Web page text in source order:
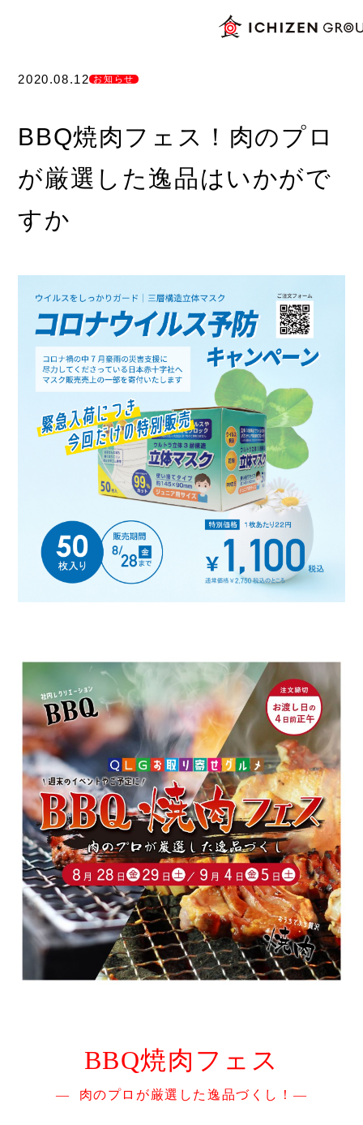
ブランドコンセプト
ブランドコンセプト
INNOVATION
お知らせ
お問い合わせ
今週の献立
個人宅配
事業紹介
冷凍弁当事業
社員食堂事業
2020.08.12 お知らせ
BBQ焼肉フェス！肉のプロ
が厳選した逸品はいかがで
すか
BBQ焼肉フェス
― 肉のプロが厳選した逸品づくし！―